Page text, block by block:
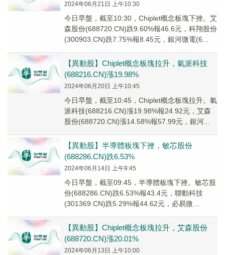
2024年06月21日 上午10:30
今日早盤，截至10:30，Chiplet概念板塊下挫。艾
森股份(688720.CN)跌9.60%報46.6元，科翔股份
(300903.CN)跌7.75%報8.45元，銀河微電(6...
【異動股】Chiplet概念板塊拉升，氣派科技
(688216.CN)漲19.98%
2024年06月20日 上午10:45
今日早盤，截至10:45，Chiplet概念板塊拉升。氣
派科技(688216.CN)漲19.98%報24.92元，艾森
股份(688720.CN)漲14.58%報57.99元，銀河...
【異動股】半導體板塊下挫，敏芯股份
(688286.CN)跌6.53%
2024年06月14日 上午9:45
今日早盤，截至09:45，半導體板塊下挫。敏芯股
份(688286.CN)跌6.53%報43.4元，聯動科技
(301369.CN)跌5.29%報44.62元，必易微
【異動股】Chiplet概念板塊拉升，艾森股份
(688720.CN)漲20.01%
2024年06月13日 上午10:00